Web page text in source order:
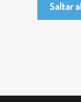
Saltar